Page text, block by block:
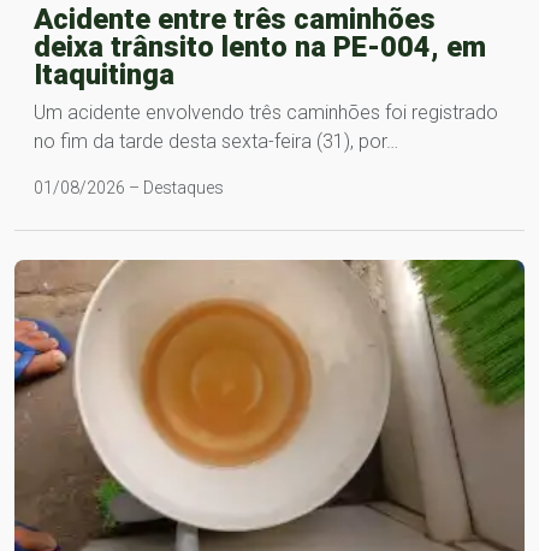
Acidente entre três caminhões
deixa trânsito lento na PE-004, em
Itaquitinga
Um acidente envolvendo três caminhões foi registrado
no fim da tarde desta sexta-feira (31), por…
01/08/2026 – Destaques